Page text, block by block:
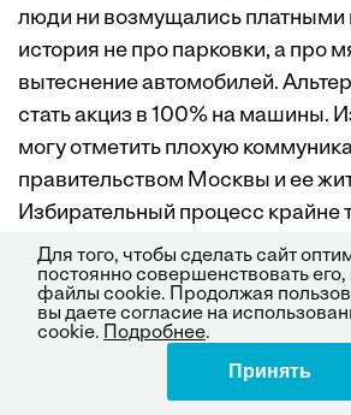
люди ни возмущались платными
история не про парковки, а про
вытеснение автомобилей.
стать акциз в 100% на машины.
могу отметить плохую
правительством Москвы и ее
Избирательный процесс крайне
практически отсутствует
самоуправление. Такое
московское правительство
и не всегда воспринимает как
Большие города не могут жить
Для того, чтобы сделать сайт
постоянно совершенствовать
файлы cookie. Продолжая
вы даете согласие на
cookie.
Подробнее.
Принять